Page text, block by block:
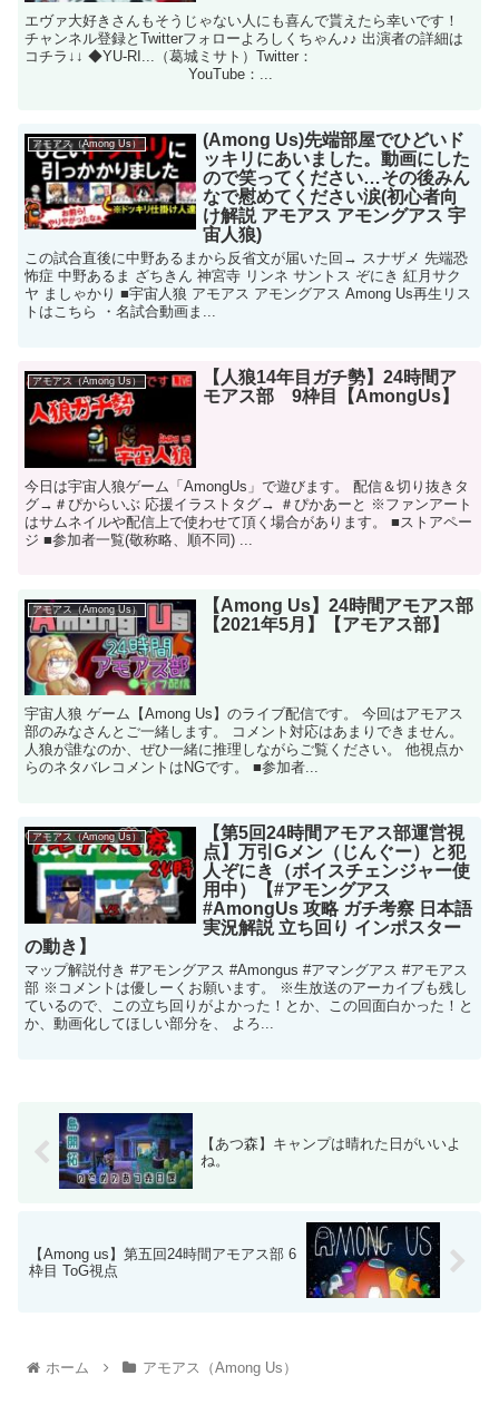
エヴァ大好きさんもそうじゃない人にも喜んで貰えたら幸いです！
チャンネル登録とTwitterフォローよろしくちゃん♪♪ 出演者の詳細は
コチラ↓↓ ◆YU-RI...（葛城ミサト）Twitter：
YouTube：...
アモアス（Among Us）
(Among Us)先端部屋でひどいド
ッキリにあいました。動画にした
ので笑ってください…その後みん
なで慰めてください涙(初心者向
け解説 アモアス アモングアス 宇
宙人狼)
この試合直後に中野あるまから反省文が届いた回→ スナザメ 先端恐
怖症 中野あるま ざちきん 神宮寺 リンネ サントス ぞにき 紅月サク
ヤ ましゃかり ■宇宙人狼 アモアス アモングアス Among Us再生リス
トはこちら ・名試合動画ま...
アモアス（Among Us）
【人狼14年目ガチ勢】24時間ア
モアス部 9枠目【AmongUs】
今日は宇宙人狼ゲーム「AmongUs」で遊びます。 配信＆切り抜きタ
グ→＃ぴからいぶ 応援イラストタグ→ ＃ぴかあーと ※ファンアート
はサムネイルや配信上で使わせて頂く場合があります。 ■ストアペー
ジ ■参加者一覧(敬称略、順不同) ...
アモアス（Among Us）
【Among Us】24時間アモアス部
【2021年5月】【アモアス部】
宇宙人狼 ゲーム【Among Us】のライブ配信です。 今回はアモアス
部のみなさんとご一緒します。 コメント対応はあまりできません。
人狼が誰なのか、ぜひ一緒に推理しながらご覧ください。 他視点か
らのネタバレコメントはNGです。 ■参加者...
アモアス（Among Us）
【第5回24時間アモアス部運営視
点】万引Gメン（じんぐー）と犯
人ぞにき（ボイスチェンジャー使
用中）【#アモングアス
#AmongUs 攻略 ガチ考察 日本語
実況解説 立ち回り インポスター
の動き】
マップ解説付き #アモングアス #Amongus #アマングアス #アモアス
部 ※コメントは優しーくお願います。 ※生放送のアーカイブも残し
ているので、この立ち回りがよかった！とか、この回面白かった！と
か、動画化してほしい部分を、 よろ...
【あつ森】キャンプは晴れた日がいいよ
ね。
【Among us】第五回24時間アモアス部 6
枠目 ToG視点
ホーム アモアス（Among Us）